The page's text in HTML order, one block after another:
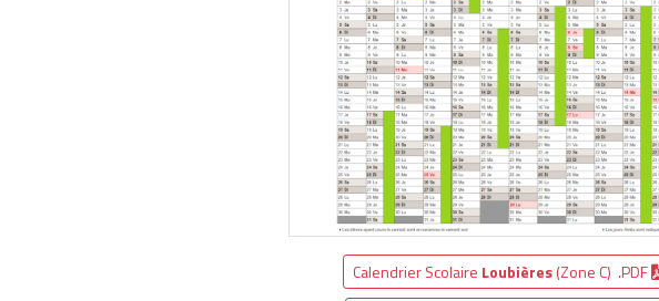
Calendrier Scolaire Loubières(Zone C) .PDF